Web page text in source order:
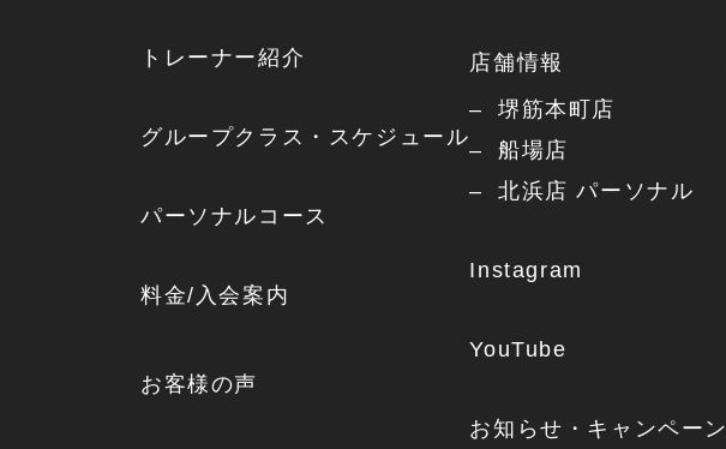
トレーナー紹介
グループクラス・スケジュール
パーソナルコース
料金/入会案内
お客様の声
店舗情報
堺筋本町店
船場店
北浜店 パーソナル
Instagram
YouTube
お知らせ・キャンペーン